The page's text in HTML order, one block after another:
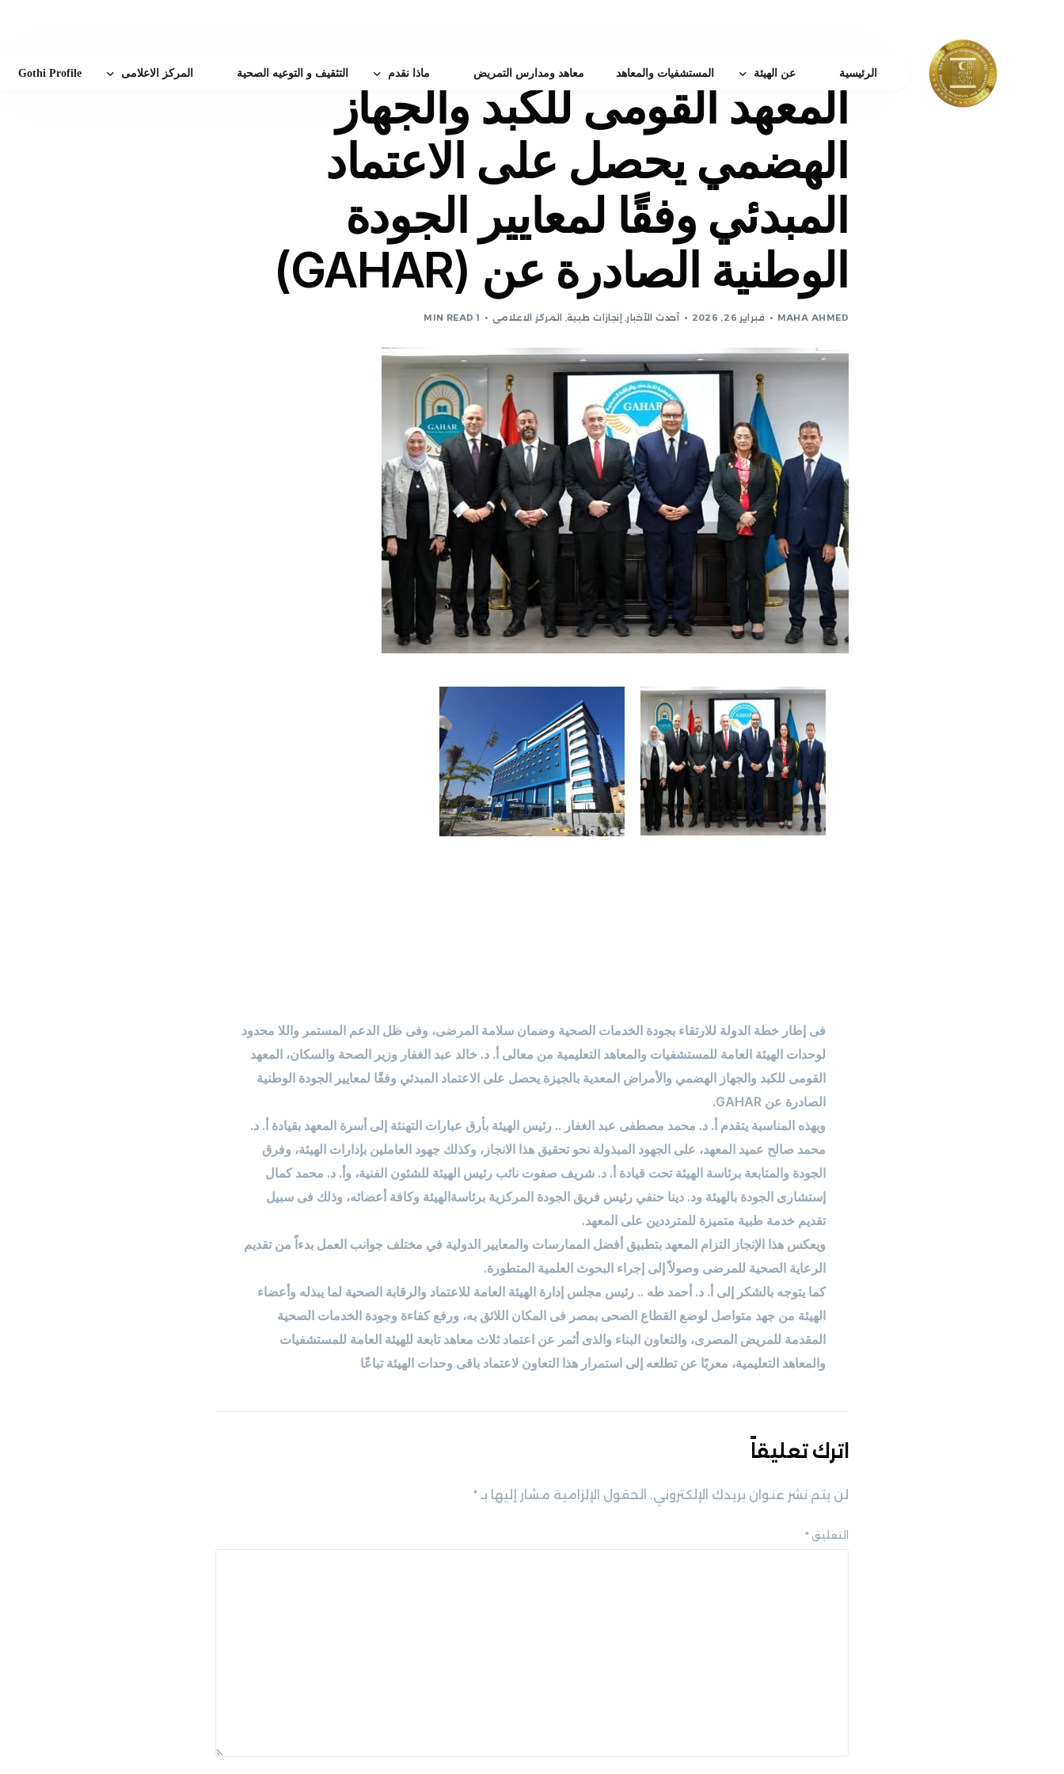
الرئيسية عن الهيئة
من نحن
كلمة رئيس الهيئة
الرؤية و الرساله والقيم
مجلس الإدارة
بروتوكولات التعاون
القواعد واللوائح
المستشفيات والمعاهد معاهد ومدارس التمريض ماذا نقدم
خدمات بحثية
المجلة العلمية
لجنة أخلاقيات البحث العلمي
مركز دعم الباحثين
جائزة النشر الدولية
نبذه عن دعم الباحثين
خدمات تدريبيه
مركز تدريب رئاسة الهيئة
البورد العربي
ايفاد التدريب
المبادرات الرئاسية
التثقيف و التوعيه الصحية المركز الاعلامى Gothi Profile
المعهد القومى للكبد والجهاز
الهضمي يحصل على الاعتماد
المبدئي وفقًا لمعايير الجودة
الوطنية الصادرة عن (GAHAR)
MAHA AHMED فبراير 26, 2026 أحدث الأخبار, إنجازات طبية, المركز الاعلامى 1 MIN READ
فى إطار خطة الدولة للارتقاء بجودة الخدمات الصحية وضمان سلامة المرضى، وفى ظل الدعم المستمر واللا محدود
لوحدات الهيئة العامة للمستشفيات والمعاهد التعليمية من معالى أ. د. خالد عبد الغفار وزير الصحة والسكان، المعهد
القومى للكبد والجهاز الهضمي والأمراض المعدية بالجيزة يحصل على الاعتماد المبدئي وفقًا لمعايير الجودة الوطنية
الصادرة عن GAHAR.
وبهذه المناسبة يتقدم أ. د. محمد مصطفى عبد الغفار .. رئيس الهيئة بأرق عبارات التهنئة إلى أسرة المعهد بقيادة أ. د.
محمد صالح عميد المعهد، على الجهود المبذولة نحو تحقيق هذا الانجاز، وكذلك جهود العاملين بإدارات الهيئة، وفرق
الجودة والمتابعة برئاسة الهيئة تحت قيادة أ. د. شريف صفوت نائب رئيس الهيئة للشئون الفنية، وأ. د. محمد كمال
إستشارى الجودة بالهيئة ود. دينا حنفي رئيس فريق الجودة المركزية برئاسةالهيئة وكافة أعضائه، وذلك فى سبيل
تقديم خدمة طبية متميزة للمترددين على المعهد.
ويعكس هذا الإنجاز التزام المعهد بتطبيق أفضل الممارسات والمعايير الدولية في مختلف جوانب العمل بدءاً من تقديم
الرعاية الصحية للمرضى وصولاً إلى إجراء البحوث العلمية المتطورة.
كما يتوجه بالشكر إلى أ. د. أحمد طه .. رئيس مجلس إدارة الهيئة العامة للاعتماد والرقابة الصحية لما يبذله وأعضاء
الهيئة من جهد متواصل لوضع القطاع الصحى بمصر فى المكان اللائق به، ورفع كفاءة وجودة الخدمات الصحية
المقدمة للمريض المصرى، والتعاون البناء والذى أثمر عن اعتماد ثلاث معاهد تابعة للهيئة العامة للمستشفيات
والمعاهد التعليمية، معربًا عن تطلعه إلى استمرار هذا التعاون لاعتماد باقى وحدات الهيئة تباعًا
اترك تعليقاً
لن يتم نشر عنوان بريدك الإلكتروني. الحقول الإلزامية مشار إليها بـ *
التعليق *